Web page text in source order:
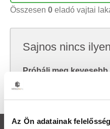
Az Ön adatainak
Összesen 0 eladó vajtai
Sajnos nincs
Próbálj meg
keresni, hátha akkor